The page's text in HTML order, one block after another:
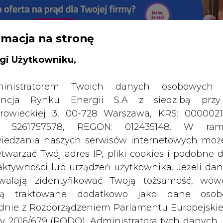
na stronę
Użytkowniku,
Twoich danych osobowych
Rynku Energii S.A z siedzibą
3, 00-728 Warszawa, KRS:
5261757578, REGON: 012435148. W
naszych serwisów internetowych
Twój adres IP, pliki cookies i podobne
lub urządzeń użytkownika. Jeżeli
zidentyfikować Twoją tożsamość,
traktowane dodatkowo jako dane
z Rozporządzeniem Parlamentu
- poznajmy polski start up, który promuje ciekawy koncept
drukuj skomentuj udostępnij